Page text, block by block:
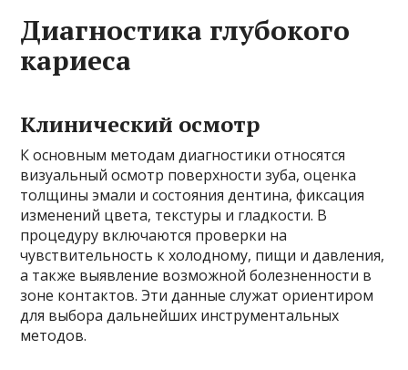
Диагностика глубокого
кариеса
Клинический осмотр
К основным методам диагностики относятся
визуальный осмотр поверхности зуба, оценка
толщины эмали и состояния дентина, фиксация
изменений цвета, текстуры и гладкости. В
процедуру включаются проверки на
чувствительность к холодному, пищи и давления,
а также выявление возможной болезненности в
зоне контактов. Эти данные служат ориентиром
для выбора дальнейших инструментальных
методов.